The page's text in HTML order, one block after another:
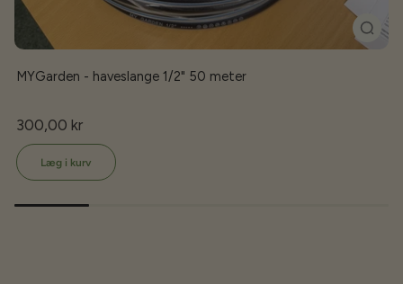
MYGarden - haveslange 1/2" 50 meter
300,00 kr
Læg i kurv